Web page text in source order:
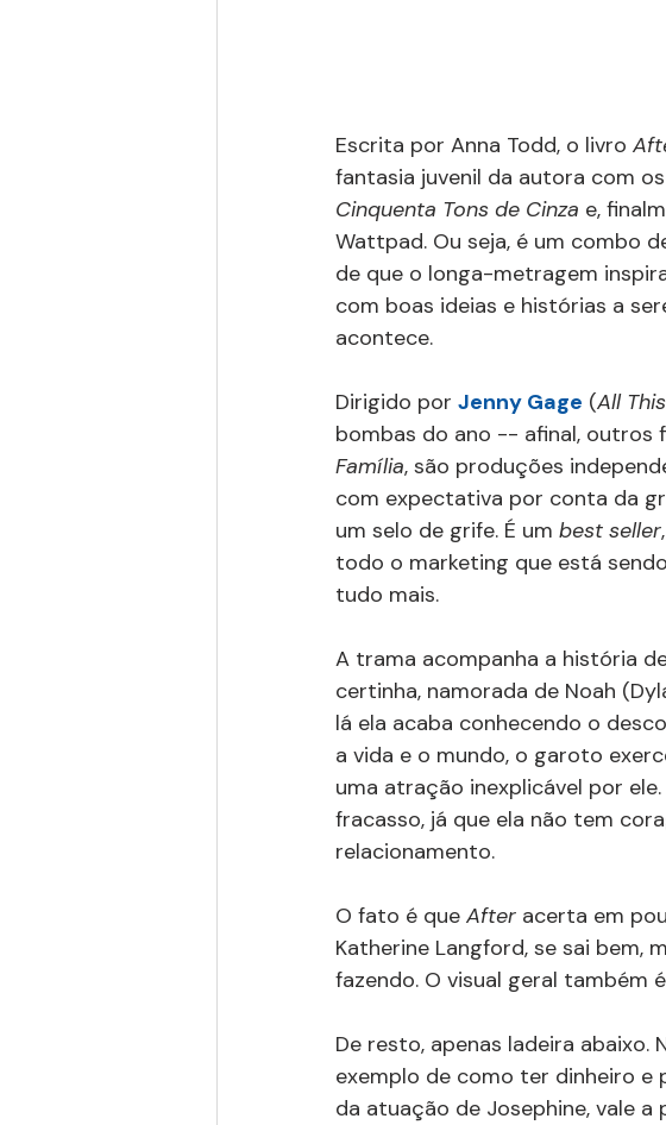
Escrita por Anna Todd, o livro
fantasia juvenil da autora com
Cinquenta Tons de Cinza e,
Wattpad. Ou seja, é um combo
de que o longa-metragem
com boas ideias e histórias a
acontece.
Dirigido por Jenny Gage (All
bombas do ano -- afinal, outros
Família, são produções
com expectativa por conta da
um selo de grife. É um best seller
todo o marketing que está
tudo mais.
A trama acompanha a história
certinha, namorada de Noah
lá ela acaba conhecendo o
a vida e o mundo, o garoto
uma atração inexplicável por
fracasso, já que ela não tem
relacionamento.
O fato é que After acerta em
Katherine Langford, se sai bem,
fazendo. O visual geral também
De resto, apenas ladeira abaixo.
exemplo de como ter dinheiro e
da atuação de Josephine, vale a